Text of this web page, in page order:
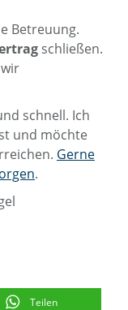
Betreuung.
schließen.
schnell. Ich
und möchte
Gerne
.
Teilen